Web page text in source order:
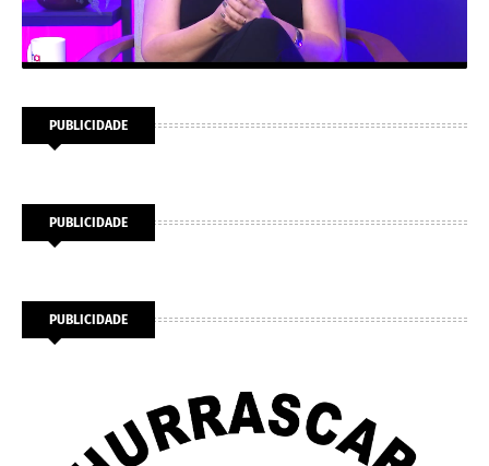
PUBLICIDADE
PUBLICIDADE
PUBLICIDADE